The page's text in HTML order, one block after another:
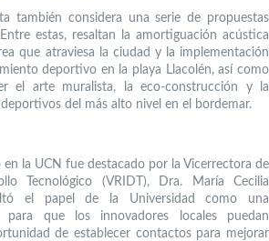
también considera una serie de propuestas
estas, resaltan la amortiguación acústica
que atraviesa la ciudad y la implementación
deportivo en la playa Llacolén, así como
el arte muralista, la eco-construcción y la
del más alto nivel en el bordemar.
la UCN fue destacado por la Vicerrectora de
Tecnológico (VRIDT), Dra. María Cecilia
el papel de la Universidad como una
para que los innovadores locales puedan
de establecer contactos para mejorar